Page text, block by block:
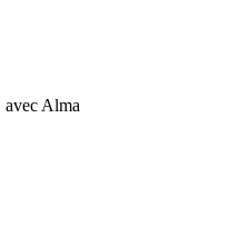
Alma